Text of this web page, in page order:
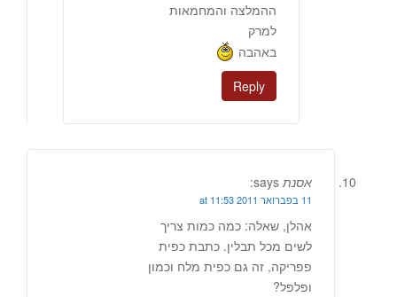
ההמלצה והמחמאות
למרק
באהבה
Reply
אסנת says:
11 בפברואר 2011 at 11:53
אהלן, שאלה: כמה כמות צריך
לשים מכל תבלין. כתבת כפית
פפריקה, זה גם כפית מלח וכמון
ופלפל?